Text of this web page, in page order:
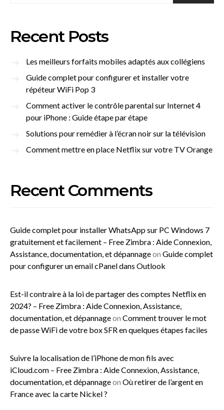
Recent Posts
Les meilleurs forfaits mobiles adaptés aux collégiens
Guide complet pour configurer et installer votre
répéteur WiFi Pop 3
Comment activer le contrôle parental sur Internet 4
pour iPhone : Guide étape par étape
Solutions pour remédier à l’écran noir sur la télévision
Comment mettre en place Netflix sur votre TV Orange
Recent Comments
Guide complet pour installer WhatsApp sur PC Windows 7
gratuitement et facilement – Free Zimbra : Aide Connexion,
Assistance, documentation, et dépannageon Guide complet
pour configurer un email cPanel dans Outlook
Est-il contraire à la loi de partager des comptes Netflix en
2024? – Free Zimbra : Aide Connexion, Assistance,
documentation, et dépannageon Comment trouver le mot
de passe WiFi de votre box SFR en quelques étapes faciles
Suivre la localisation de l’iPhone de mon fils avec
iCloud.com – Free Zimbra : Aide Connexion, Assistance,
documentation, et dépannageon Où retirer de l’argent en
France avec la carte Nickel ?